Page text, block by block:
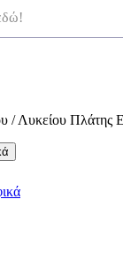
/ Λυκείου Πλάτης